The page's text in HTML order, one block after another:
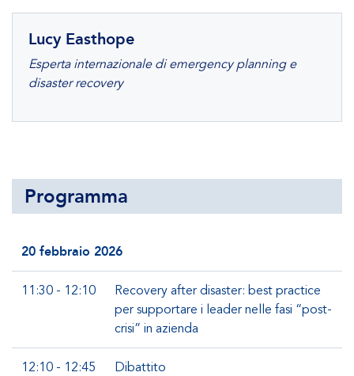
Lucy Easthope
Esperta internazionale di emergency planning e
disaster recovery
Programma
20 febbraio 2026
11:30 - 12:10
Recovery after disaster: best practice
per supportare i leader nelle fasi “post-
crisi” in azienda
12:10 - 12:45 Dibattito